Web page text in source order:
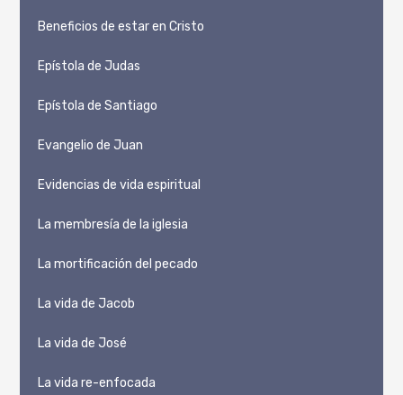
Beneficios de estar en Cristo
Epístola de Judas
Epístola de Santiago
Evangelio de Juan
Evidencias de vida espiritual
La membresía de la iglesia
La mortificación del pecado
La vida de Jacob
La vida de José
La vida re-enfocada